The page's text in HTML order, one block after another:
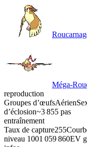
Méga-
reproduction
Groupes d’œufsAérien
d’éclosion~3 855 pas
entraînement
Taux de capture255
niveau 1001 059 860EV